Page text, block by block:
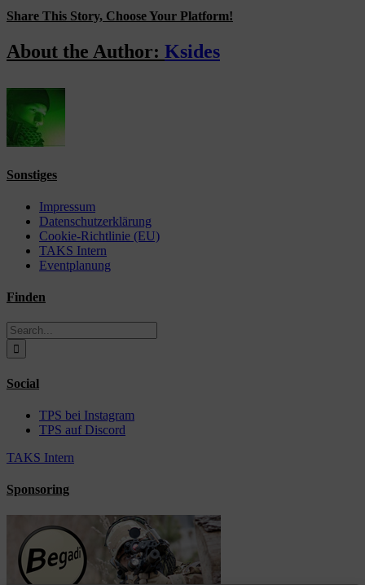
Share This Story, Choose Your Platform!
Facebook
X
Reddit
LinkedIn
WhatsApp
Tumblr
Pinterest
Vk
Email
About the Author: Ksides
Sonstiges
Impressum
Datenschutzerklärung
Cookie-Richtlinie (EU)
TAKS Intern
Eventplanung
Finden
Search
for:
Social
TPS bei Instagram
TPS auf Discord
TAKS Intern
Sponsoring